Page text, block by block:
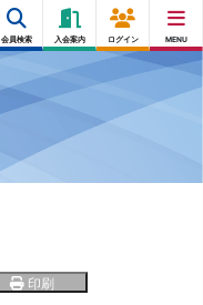
会員検索 入会案内 ログイン MENU
印刷